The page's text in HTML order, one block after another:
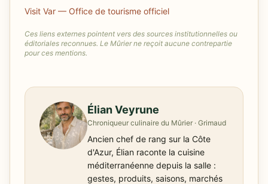
Visit Var — Office de tourisme officiel
Ces liens externes pointent vers des sources institutionnelles ou
éditoriales reconnues. Le Mûrier ne reçoit aucune contrepartie
pour ces mentions.
Élian Veyrune
Chroniqueur culinaire du Mûrier · Grimaud
Ancien chef de rang sur la Côte
d'Azur, Élian raconte la cuisine
méditerranéenne depuis la salle :
gestes, produits, saisons, marchés